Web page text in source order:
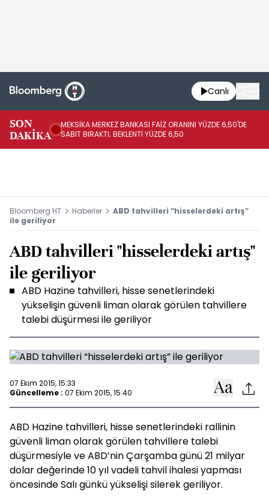
Canlı
SON
DAKİKA
MEKSİKA MERKEZ BANKASI FAİZ ORANINI YÜZDE 6,50'DE
SABİT BIRAKTI; BEKLENTİ YÜZDE 6,50
Bloomberg HT Haberler
ABD tahvilleri “hisselerdeki artış”
ile geriliyor
ABD tahvilleri "hisselerdeki artış"
ile geriliyor
ABD Hazine tahvilleri, hisse senetlerindeki
yükselişin güvenli liman olarak görülen tahvillere
talebi düşürmesi ile geriliyor
07 Ekim 2015, 15:33
Güncelleme : 07 Ekim 2015, 15:40
ABD Hazine tahvilleri, hisse senetlerindeki rallinin
güvenli liman olarak görülen tahvillere talebi
düşürmesiyle ve ABD’nin Çarşamba günü 21 milyar
dolar değerinde 10 yıl vadeli tahvil ihalesi yapması
öncesinde Salı günkü yükselişi silerek geriliyor.